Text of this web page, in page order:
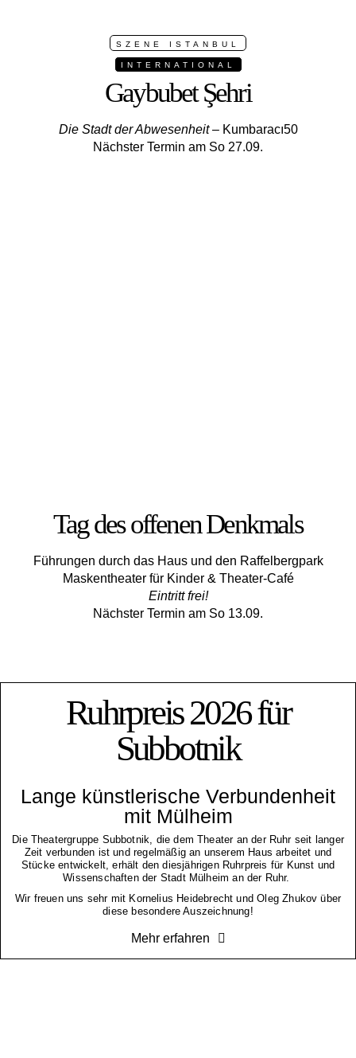
SZENE ISTANBUL
INTERNATIONAL
Gaybubet Şehri
Die Stadt der Abwesenheit– Kumbaracı50
Nächster Termin am So 27.09.
Tag des offenen Denkmals
Führungen durch das Haus und den Raffelbergpark
Maskentheater für Kinder & Theater-Café
Eintritt frei!
Nächster Termin am So 13.09.
Ruhrpreis 2026 für
Subbotnik
Lange künstlerische Verbundenheit
mit Mülheim
Die Theatergruppe Subbotnik, die dem Theater an der Ruhr seit langer
Zeit verbunden ist und regelmäßig an unserem Haus arbeitet und
Stücke entwickelt, erhält den diesjährigen Ruhrpreis für Kunst und
Wissenschaften der Stadt Mülheim an der Ruhr.
Wir freuen uns sehr mit Kornelius Heidebrecht und Oleg Zhukov über
diese besondere Auszeichnung!
Mehr erfahren